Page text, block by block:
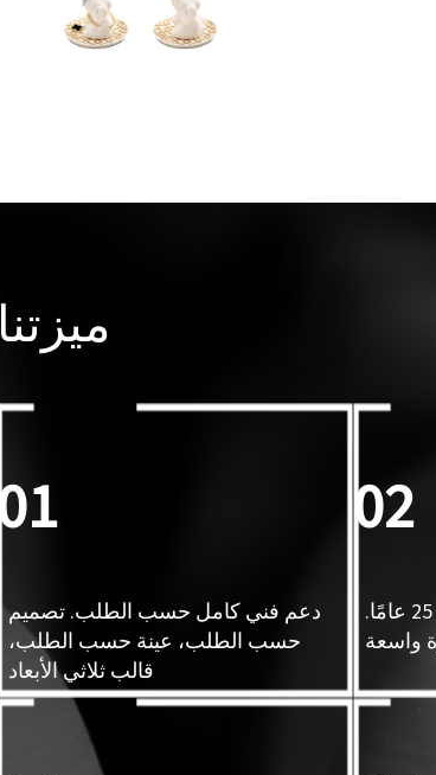
ميزتنا
01
دعم فني كامل حسب الطلب. تصميم
حسب الطلب، عينة حسب الطلب،
قالب ثلاثي الأبعاد
02
مصنع سيراميك بخبرة تزيد عن 25 عامًا.